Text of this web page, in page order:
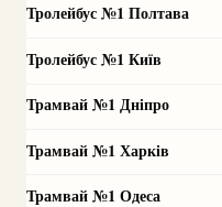
Тролейбус №1 Полтава
Тролейбус №1 Київ
Трамвай №1 Дніпро
Трамвай №1 Харків
Трамвай №1 Одеса